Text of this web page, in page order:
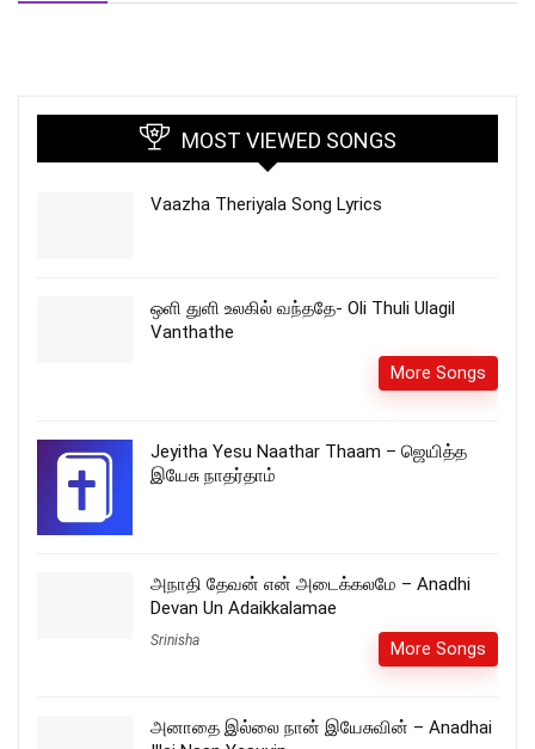
MOST VIEWED SONGS
Vaazha Theriyala Song Lyrics
ஒளி துளி உலகில் வந்ததே- Oli Thuli Ulagil
Vanthathe
More Songs
Jeyitha Yesu Naathar Thaam – ஜெயித்த
இயேசு நாதர்தாம்
அநாதி தேவன் என் அடைக்கலமே – Anadhi
Devan Un Adaikkalamae
Srinisha More Songs
அனாதை இல்லை நான் இயேசுவின் – Anadhai